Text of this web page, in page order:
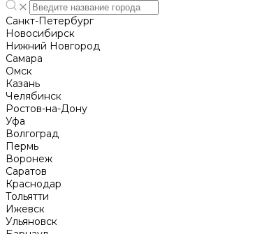
Санкт-Петербург
Новосибирск
Нижний Новгород
Cамара
Омск
Казань
Челябинск
Ростов-на-Дону
Уфа
Волгоград
Пермь
Воронеж
Саратов
Краснодар
Тольятти
Ижевск
Ульяновск